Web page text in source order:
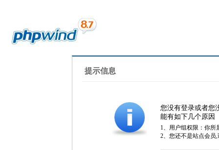
提示信息
您没有登录或者您
能有如下几个原因
1、用户组权限：你所
2、您还不是站点会员